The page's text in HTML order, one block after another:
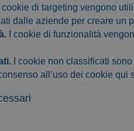
I cookie di targeting vengono
dalle aziende per creare un
I cookie di funzionalità
I cookie non classificati
all’uso dei cookie qui